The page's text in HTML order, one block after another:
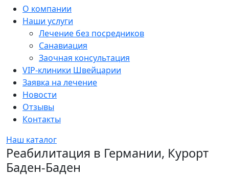
Sidebar
О компании
Наши услуги
Лечение без посредников
Санавиация
Заочная консультация
VIP-клиники Швейцарии
Заявка на лечение
Новости
Отзывы
Контакты
Наш каталог
Реабилитация в Германии, Курорт
Баден-Баден